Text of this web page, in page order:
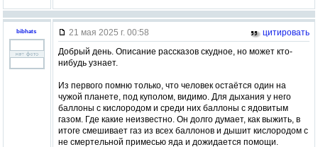
bibhats 21 мая 2025 г. 00:58
цитировать
Добрый день. Описание рассказов скудное, но может кто-
нибудь узнает.
Из первого помню только, что человек остаётся один на
чужой планете, под куполом, видимо. Для дыхания у него
баллоны с кислородом и среди них баллоны с ядовитым
газом. Где какие неизвестно. Он долго думает, как выжить, в
итоге смешивает газ из всех баллонов и дышит кислородом с
не смертельной примесью яда и дожидается помощи.